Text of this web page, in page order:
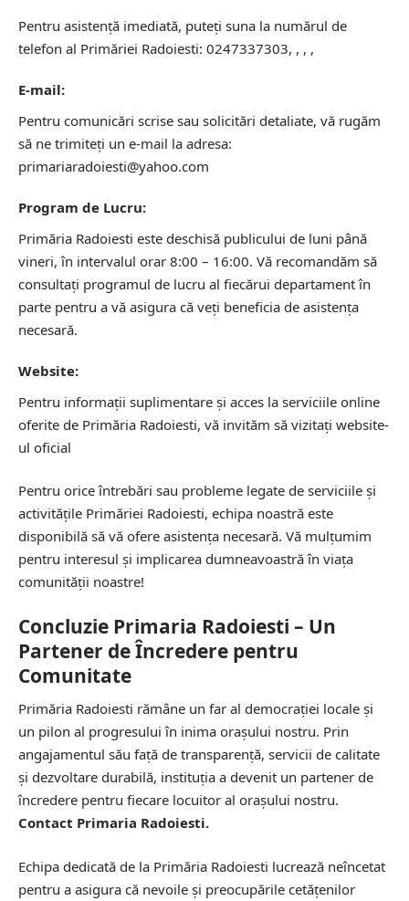
Pentru asistență imediată, puteți suna la numărul de
telefon al Primăriei Radoiesti: 0247337303, , , ,
E-mail:
Pentru comunicări scrise sau solicitări detaliate, vă rugăm
să ne trimiteți un e-mail la adresa:
primariaradoiesti@yahoo.com
Program de Lucru:
Primăria Radoiesti este deschisă publicului de luni până
vineri, în intervalul orar 8:00 – 16:00. Vă recomandăm să
consultați programul de lucru al fiecărui departament în
parte pentru a vă asigura că veți beneficia de asistența
necesară.
Website:
Pentru informații suplimentare și acces la serviciile online
oferite de Primăria Radoiesti, vă invităm să vizitați website-
ul oficial
Pentru orice întrebări sau probleme legate de serviciile și
activitățile Primăriei Radoiesti, echipa noastră este
disponibilă să vă ofere asistența necesară. Vă mulțumim
pentru interesul și implicarea dumneavoastră în viața
comunității noastre!
Concluzie Primaria Radoiesti – Un
Partener de Încredere pentru
Comunitate
Primăria Radoiesti rămâne un far al democrației locale și
un pilon al progresului în inima orașului nostru. Prin
angajamentul său față de transparență, servicii de calitate
și dezvoltare durabilă, instituția a devenit un partener de
încredere pentru fiecare locuitor al orașului nostru.
Contact Primaria Radoiesti.
Echipa dedicată de la Primăria Radoiesti lucrează neîncetat
pentru a asigura că nevoile și preocupările cetățenilor